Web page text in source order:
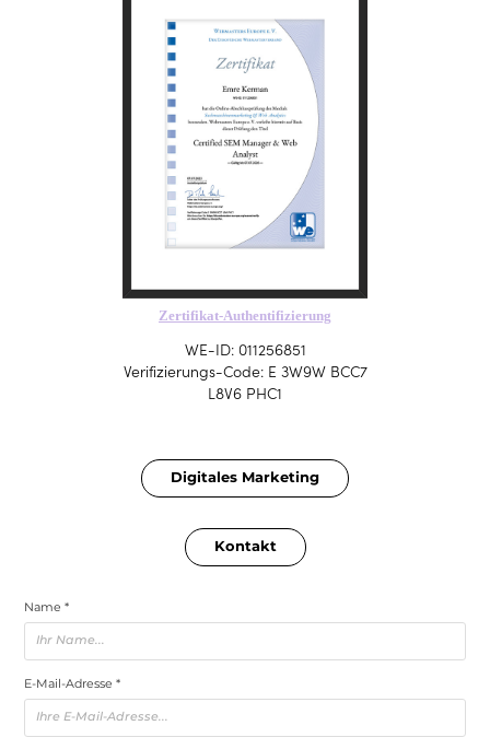
Zertifikat-Authentifizierung
WE-ID: 011256851
Verifizierungs-Code: E 3W9W BCC7
L8V6 PHC1
Digitales Marketing
Kontakt
Name *
E-Mail-Adresse *